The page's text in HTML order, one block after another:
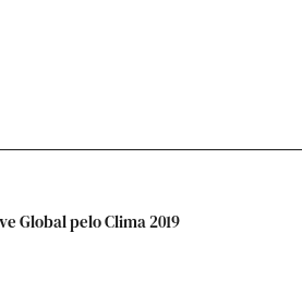
Global pelo Clima 2019